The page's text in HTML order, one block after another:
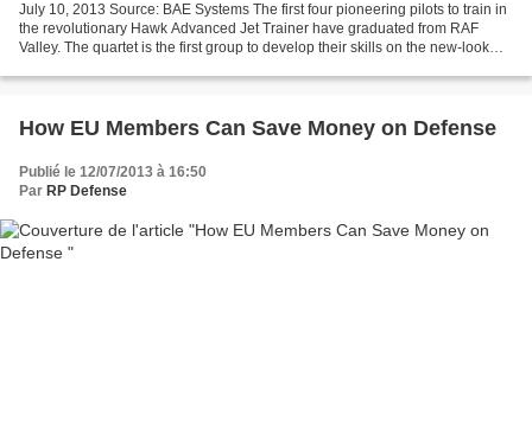
July 10, 2013 Source: BAE Systems The first four pioneering pilots to train in
the revolutionary Hawk Advanced Jet Trainer have graduated from RAF
Valley. The quartet is the first group to develop their skills on the new-look
How EU Members Can Save Money on Defense
Publié le 12/07/2013 à 16:50
Par RP Defense